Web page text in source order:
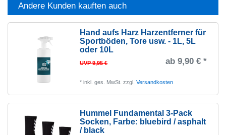
Andere Kunden kauften auch
Hand aufs Harz Harzentferner für
Sportböden, Tore usw. - 1L, 5L
oder 10L
UVP 9,95 € ab 9,90 € *
*inkl. ges. MwSt. zzgl.Versandkosten
Hummel Fundamental 3-Pack
Socken, Farbe: bluebird / asphalt
/ black